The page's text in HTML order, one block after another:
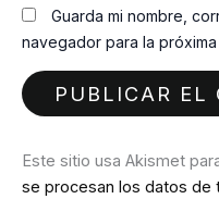
Guarda mi nombre,
navegador para la
Este sitio usa Akismet
se procesan los datos de